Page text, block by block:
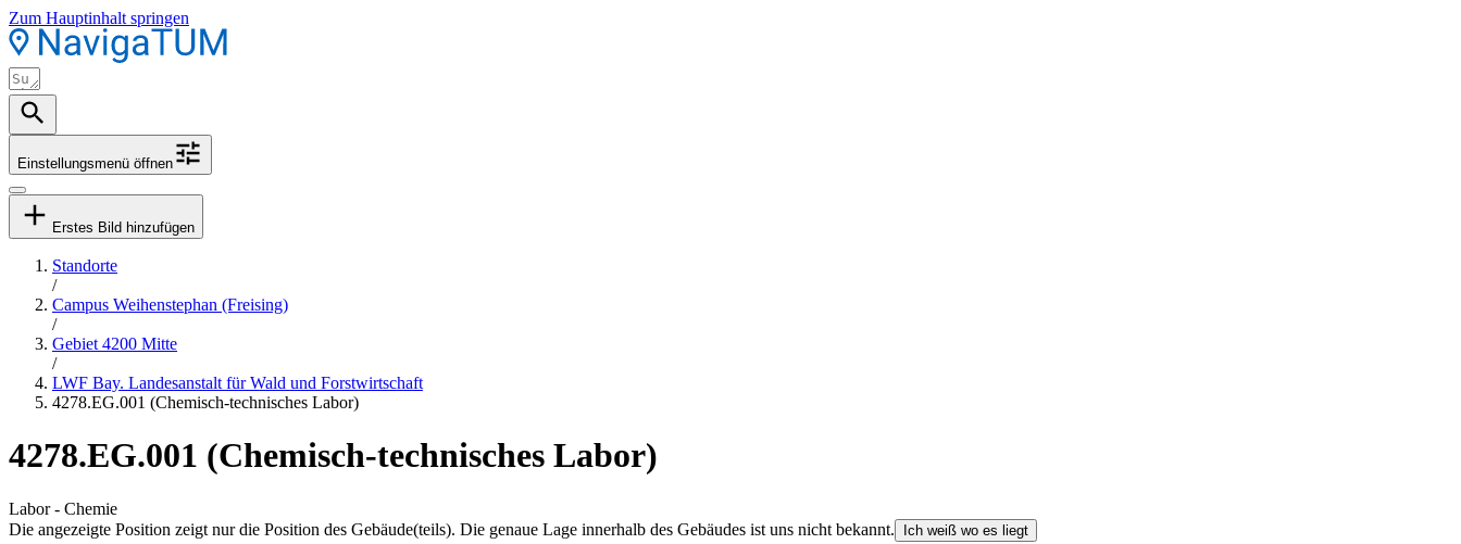
Zum Hauptinhalt springen
Einstellungsmenü öffnen
Erstes Bild hinzufügen
Standorte
/
Campus Weihenstephan (Freising)
/
Gebiet 4200 Mitte
/
LWF Bay. Landesanstalt für Wald und Forstwirtschaft
4278.EG.001 (Chemisch-technisches Labor)
4278.EG.001 (Chemisch-technisches Labor)
Labor - Chemie
Die angezeigte Position zeigt nur die Position des Gebäude(teils). Die genaue Lage innerhalb des Gebäudes ist uns nicht bekannt.
Ich weiß wo es liegt